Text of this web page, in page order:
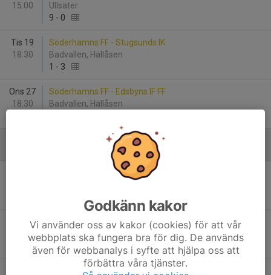
15:00
Ullsäter
9 - 0
Tis 19
18:30
Söderhamns FF - Stugsunds IK
Badvallen, Hällåsen
1 - 3
Ons 27
18:30
Söderhamns FF - Edsbyns IF FF
Badvallen, Hällåsen
Söderhamns FF - Norrala IF
Tis 2
18:00
Näsvikens IK - Söderhamns FF
Tunet, Näsviken
4 - 1
Söderhamns FF - Alnö IF
Godkänn kakor
Vi använder oss av kakor (cookies) för att vår
webbplats ska fungera bra för dig. De används
även för webbanalys i syfte att hjälpa oss att
förbättra våra tjänster.